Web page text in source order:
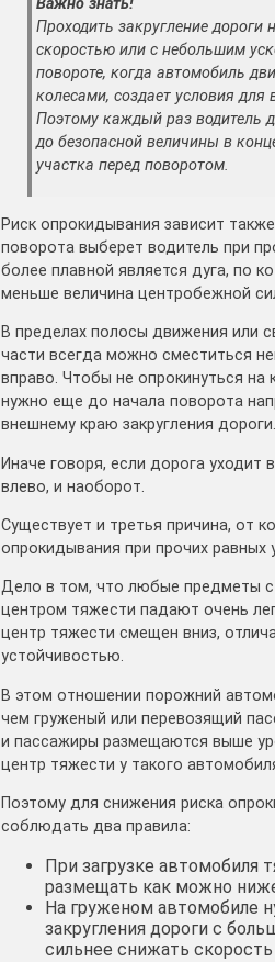
Важно знать!
Проходить закругление дороги
скоростью или с небольшим
повороте, когда автомобиль
колесами, создает условия для
Поэтому каждый раз водитель
до безопасной величины в
участка перед поворотом.
Риск опрокидывания зависит
поворота выберет водитель при
более плавной является дуга, по
меньше величина центробежной
В пределах полосы движения или
части всегда можно сместиться
вправо. Чтобы не опрокинуться на
нужно еще до начала поворота
внешнему краю закругления дороги.
Иначе говоря, если дорога уходит
влево, и наоборот.
Существует и третья причина, от
опрокидывания при прочих равных
Дело в том, что любые предметы
центром тяжести падают очень
центр тяжести смещен вниз,
устойчивостью.
В этом отношении порожний
чем груженый или перевозящий
и пассажиры размещаются выше
центр тяжести у такого
Поэтому для снижения риска
соблюдать два правила:
При загрузке автомобиля
размещать как можно
На груженом автомобиле
закругления дороги с
сильнее снижать